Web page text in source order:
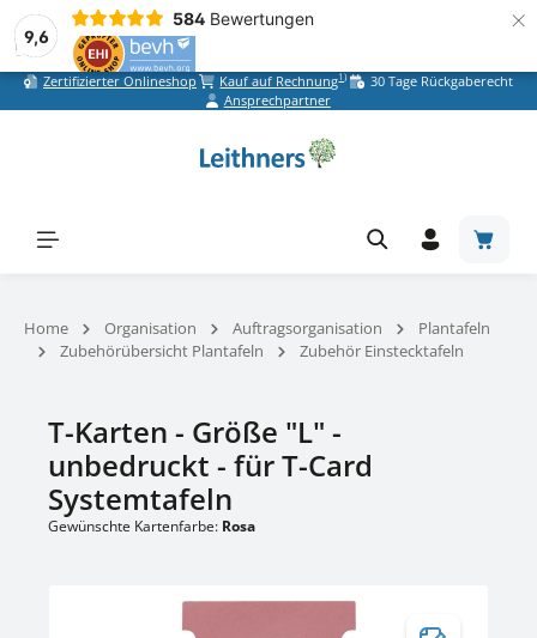
9,6
584 Bewertungen ×
Zum Hauptinhalt springen
Zertifizierter Onlineshop Kauf auf Rechnung1)
30 Tage Rückgaberecht
Ansprechpartner
Home Organisation Auftragsorganisation
Plantafeln
Zubehörübersicht Plantafeln
Zubehör Einstecktafeln
T-Karten - Größe "L" -
unbedruckt - für T-Card
Systemtafeln
Gewünschte Kartenfarbe: Rosa
Bildergalerie überspringen